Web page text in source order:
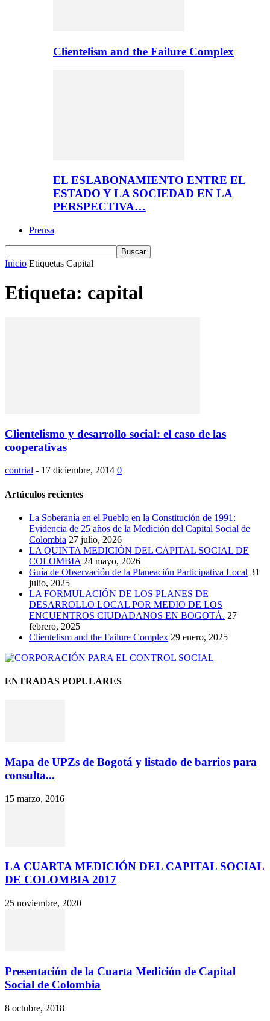
Clientelism and the Failure Complex
EL ESLABONAMIENTO ENTRE EL
ESTADO Y LA SOCIEDAD EN LA
PERSPECTIVA…
Prensa
Inicio Etiquetas Capital
Etiqueta: capital
Clientelismo y desarrollo social: el caso de las
cooperativas
contrial - 17 diciembre, 2014 0
Artúculos recientes
La Soberanía en el Pueblo en la Constitución de 1991:
Evidencia de 25 años de la Medición del Capital Social de
Colombia 27 julio, 2026
LA QUINTA MEDICIÓN DEL CAPITAL SOCIAL DE
COLOMBIA 24 mayo, 2026
Guía de Observación de la Planeación Participativa Local 31
julio, 2025
LA FORMULACIÓN DE LOS PLANES DE
DESARROLLO LOCAL POR MEDIO DE LOS
ENCUENTROS CIUDADANOS EN BOGOTÁ. 27
febrero, 2025
Clientelism and the Failure Complex 29 enero, 2025
ENTRADAS POPULARES
Mapa de UPZs de Bogotá y listado de barrios para
consulta...
15 marzo, 2016
LA CUARTA MEDICIÓN DEL CAPITAL SOCIAL
DE COLOMBIA 2017
25 noviembre, 2020
Presentación de la Cuarta Medición de Capital
Social de Colombia
8 octubre, 2018